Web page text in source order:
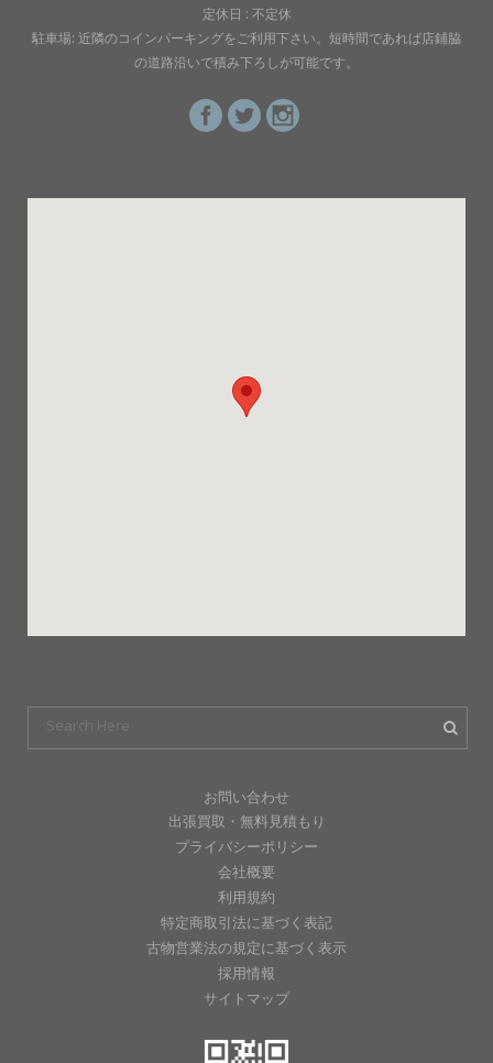
定休日 : 不定休
駐車場: 近隣のコインパーキングをご利用下さい。短時間であれば店鋪脇
の道路沿いで積み下ろしが可能です。
お問い合わせ
出張買取・無料見積もり
プライバシーポリシー
会社概要
利用規約
特定商取引法に基づく表記
古物営業法の規定に基づく表示
採用情報
サイトマップ